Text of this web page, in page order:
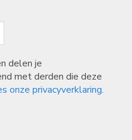
delen je
met derden die deze
onze privacyverklaring.